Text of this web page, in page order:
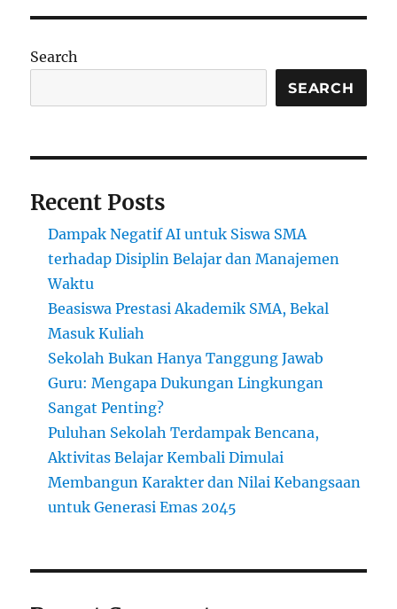
Search
SEARCH
Recent Posts
Dampak Negatif AI untuk Siswa SMA
terhadap Disiplin Belajar dan Manajemen
Waktu
Beasiswa Prestasi Akademik SMA, Bekal
Masuk Kuliah
Sekolah Bukan Hanya Tanggung Jawab
Guru: Mengapa Dukungan Lingkungan
Sangat Penting?
Puluhan Sekolah Terdampak Bencana,
Aktivitas Belajar Kembali Dimulai
Membangun Karakter dan Nilai Kebangsaan
untuk Generasi Emas 2045